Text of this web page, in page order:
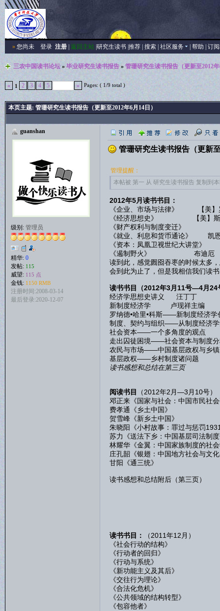
»您尚未 登录 注册| 返回主站| 研究生读书| 推荐| 搜索| 社区服务 帮助 订
三农中国读书论坛» 毕业研究生读书报告» 管珊研究生读书报告（更新至2012
« 1 2 3 4 5 » Pages: ( 1/9 total )
本页主题: 管珊研究生读书报告（更新至2012年6月14日）
guanshan
级别: 管理员
精华: 0
发帖: 115
威望: 115 点
金钱: 1150 RMB
注册时间:2008-03-14
最后登录:2020-12-07
管珊研究生读书报告（更新
管理提醒：
本帖被 第一 从 研究生读书报告 复制到
2012年5月读书书目：
《企业、市场与法律》 【美】
《经济思想史》 【美】斯坦
《财产权利与制度变迁》
《就业、利息和货币通论》 凯
《资本：凤凰卫视世纪
《遏制野火》 布迪厄
读到此，感觉囫囵吞枣的时候太多
会到此为止了，但是我相信我们读
读书书目（2012年3月11号—4月24
经济学思想史讲义 汪丁丁
新制度经济学 卢现祥主编
罗纳德•哈里•科斯——新制度经济
制度、契约与组织——从制度经济
社会资本——一个多角度的观点
走出囚徒困境——社会资本与制度
农民与市场——中国基层政权与
基层政权——乡村制度诸问
读书感想和总结在第三页
阅读书目
（2012年2月—3月10号）
邓正来《国家与社会：中国市民社
费孝通《乡土中国》
贺雪峰《新乡土中国》
朱晓阳《小村故事：罪过与惩罚
苏力《送法下乡：中国基层司法制
林耀华《金翼：中国家族制度的社
庄孔韶《银翅：中国地方社会与文
甘阳《通三统》
读书感想和总结附后（第三页）
读书书目：
（2011年12月）
《社会行动的结构》
《行动者的回归》
《行动与系统》
《新功能主义及其后》
《交往行为理论》
《合法化危机》
《公共领域的结构转型》
《包容他者》